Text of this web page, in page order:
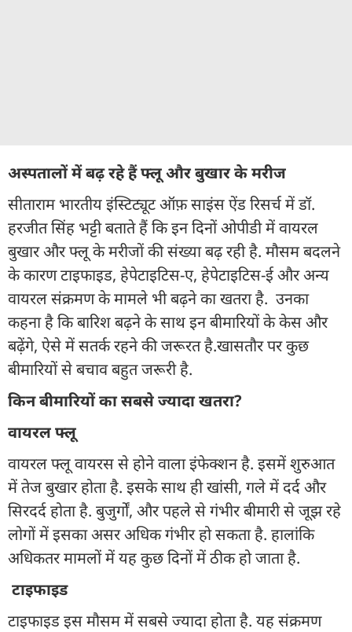
अस्पतालों में बढ़ रहे हैं फ्लू और बुखार के मरीज
सीताराम भारतीय इंस्टिट्यूट ऑफ़ साइंस ऐंड रिसर्च में डॉ.
हरजीत सिंह भट्टी बताते हैं कि इन दिनों ओपीडी में वायरल
बुखार और फ्लू के मरीजों की संख्या बढ़ रही है. मौसम बदलने
के कारण टाइफाइड, हेपेटाइटिस-ए, हेपेटाइटिस-ई और अन्य
वायरल संक्रमण के मामले भी बढ़ने का खतरा है. उनका
कहना है कि बारिश बढ़ने के साथ इन बीमारियों के केस और
बढ़ेंगे, ऐसे में सतर्क रहने की जरूरत है.खासतौर पर कुछ
बीमारियों से बचाव बहुत जरूरी है.
किन बीमारियों का सबसे ज्यादा खतरा?
वायरल फ्लू
वायरल फ्लू वायरस से होने वाला इंफेक्शन है. इसमें शुरुआत
में तेज बुखार होता है. इसके साथ ही खांसी, गले में दर्द और
सिरदर्द होता है. बुजुर्गों, और पहले से गंभीर बीमारी से जूझ रहे
लोगों में इसका असर अधिक गंभीर हो सकता है. हालांकि
अधिकतर मामलों में यह कुछ दिनों में ठीक हो जाता है.
टाइफाइड
टाइफाइड इस मौसम में सबसे ज्यादा होता है. यह संक्रमण